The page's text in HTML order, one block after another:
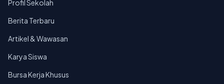
Profil Sekolah
Berita Terbaru
Artikel & Wawasan
Karya Siswa
Bursa Kerja Khusus